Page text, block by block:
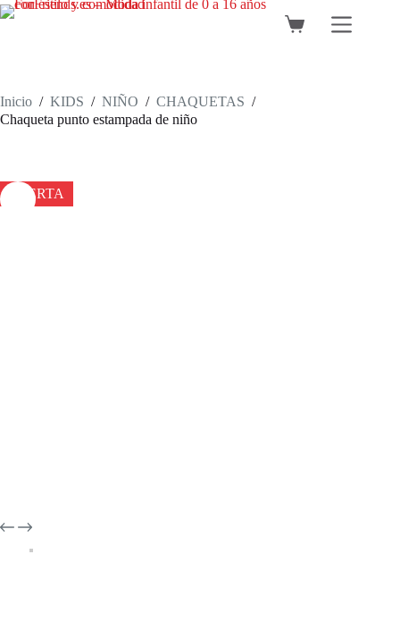
Saltar
al
Carro
Inicio / KIDS / NIÑO / CHAQUETAS /
Chaqueta punto estampada de niño
OFERTA